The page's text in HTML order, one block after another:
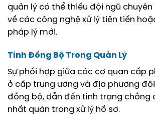
quản lý có thể thiếu đội ngũ
về các công nghệ xử lý tiên tiến
pháp lý mới.
Tính Đồng Bộ Trong Quản Lý
Sự phối hợp giữa các cơ quan cấp
ở cấp trung ương và địa phương
đồng bộ, dẫn đến tình trạng chồng
nhất quán trong xử lý hồ sơ.